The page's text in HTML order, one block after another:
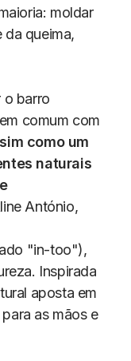
moldar
da queima,
o barro
comum com
como um
naturais
António,
"in-too"),
Inspirada
aposta em
as mãos e